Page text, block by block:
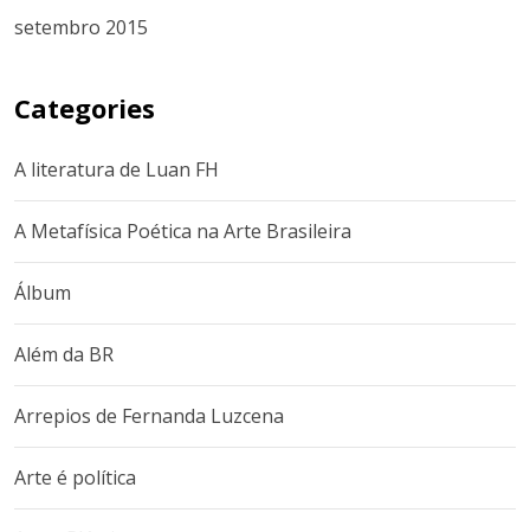
setembro 2015
Categories
A literatura de Luan FH
A Metafísica Poética na Arte Brasileira
Álbum
Além da BR
Arrepios de Fernanda Luzcena
Arte é política